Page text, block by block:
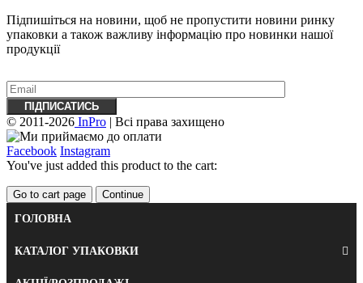
Підпишіться на новини, щоб не пропустити новини ринку
упаковки а також важливу ​​інформацію про новинки нашої
продукції
© 2011-2026 InPro | Всі права захищено
Facebook Instagram
You've just added this product to the cart:
Go to cart page
Continue
ГОЛОВНА
КАТАЛОГ УПАКОВКИ